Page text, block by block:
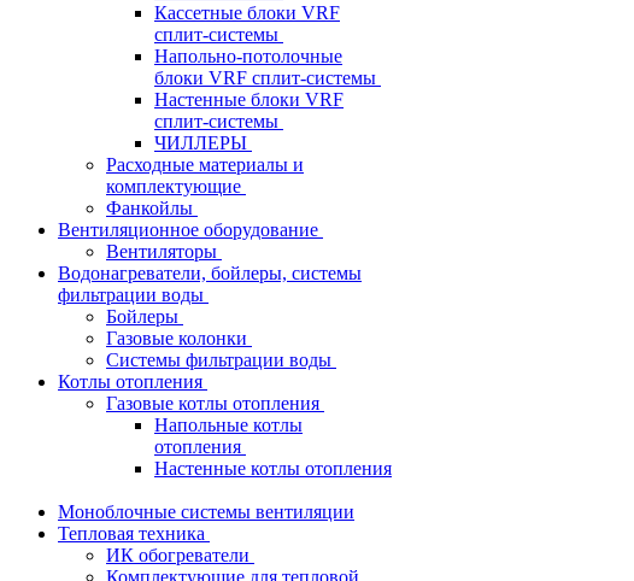
Кассетные блоки VRF
сплит-системы
Напольно-потолочные
блоки VRF сплит-системы
Настенные блоки VRF
сплит-системы
ЧИЛЛЕРЫ
Расходные материалы и
комплектующие
Фанкойлы
Вентиляционное оборудование
Вентиляторы
Водонагреватели, бойлеры, системы
фильтрации воды
Бойлеры
Газовые колонки
Системы фильтрации воды
Котлы отопления
Газовые котлы отопления
Напольные котлы
отопления
Настенные котлы отопления
Моноблочные системы вентиляции
Тепловая техника
ИК обогреватели
Комплектующие для тепловой